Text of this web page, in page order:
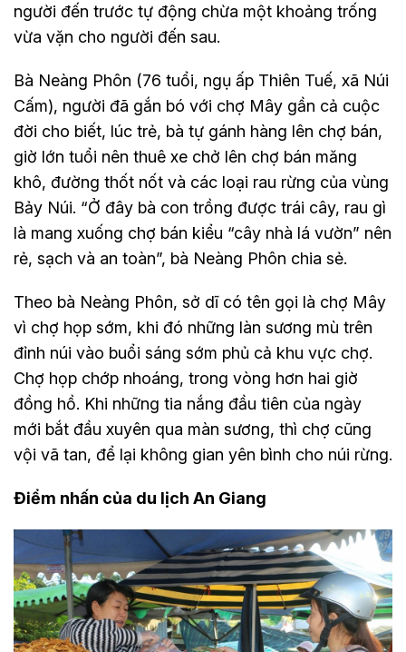
người đến trước tự động chừa một khoảng trống
vừa vặn cho người đến sau.
Bà Neàng Phôn (76 tuổi, ngụ ấp Thiên Tuế, xã Núi
Cấm), người đã gắn bó với chợ Mây gần cả cuộc
đời cho biết, lúc trẻ, bà tự gánh hàng lên chợ bán,
giờ lớn tuổi nên thuê xe chở lên chợ bán măng
khô, đường thốt nốt và các loại rau rừng của vùng
Bảy Núi. “Ở đây bà con trồng được trái cây, rau gì
là mang xuống chợ bán kiểu “cây nhà lá vườn” nên
rẻ, sạch và an toàn”, bà Neàng Phôn chia sẻ.
Theo bà Neàng Phôn, sở dĩ có tên gọi là chợ Mây
vì chợ họp sớm, khi đó những làn sương mù trên
đỉnh núi vào buổi sáng sớm phủ cả khu vực chợ.
Chợ họp chớp nhoáng, trong vòng hơn hai giờ
đồng hồ. Khi những tia nắng đầu tiên của ngày
mới bắt đầu xuyên qua màn sương, thì chợ cũng
vội vã tan, để lại không gian yên bình cho núi rừng.
Điểm nhấn của du lịch An Giang